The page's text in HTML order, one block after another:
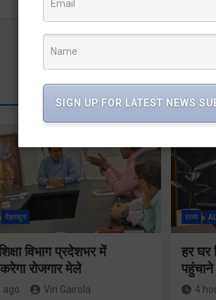
देहरादून
विभाग प्रदेशभर में
रोजगार मेले
ago Viri Gairola
राज्य
हर घर
पहुंचाने
4
SIGN UP FOR LATEST NEWS